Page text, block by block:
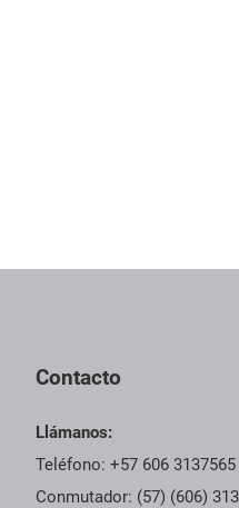
Contacto
Llámanos:
Teléfono: +57 606 3137565
Conmutador: (57) (606)